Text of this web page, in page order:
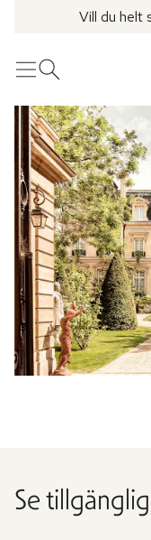
Vill du helt
MenyÖppna sök
Se fler bilder
Se